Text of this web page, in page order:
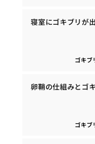
寝室にゴキブリが
ゴキブ
卵鞘の仕組みとゴ
ゴキブ